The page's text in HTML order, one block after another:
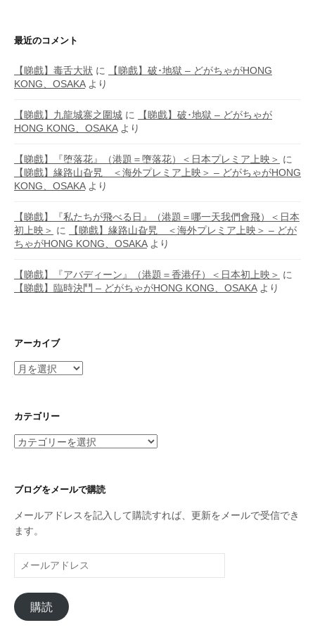
最近のコメント
【睇戲】毒舌大狀 に
【睇戲】破･地獄 – どがちゃがHONG
KONG、OSAKAより
【睇戲】九龍城寨之圍城 に
【睇戲】破･地獄 – どがちゃが
HONG KONG、OSAKAより
【睇戲】『堕落花』（港題＝墮落花）＜日本プレミア上映＞ に
【睇戲】緣路山旮旯 ＜海外プレミア上映＞ – どがちゃがHONG
KONG、OSAKAより
【睇戲】『私たちが飛べる日』（港題＝哪一天我們會飛）＜日本
初上映＞ に
【睇戲】緣路山旮旯 ＜海外プレミア上映＞ – どが
ちゃがHONG KONG、OSAKAより
【睇戲】『アバディーン』（港題＝香港仔）＜日本初上映＞ に
【睇戲】臨時決鬥 – どがちゃがHONG KONG、OSAKAより
アーカイブ
ア
イ
カテゴリー
カ
リ
ブログをメールで購読
メールアドレスを記入して購読すれば、更新をメールで受信でき
ます。
ー
ル
ア
ド
購読